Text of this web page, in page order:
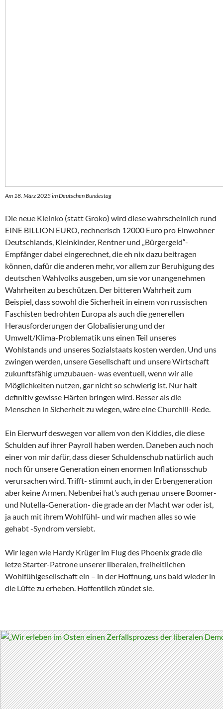
Am 18. März 2025 im Deutschen Bundestag
Die neue Kleinko (statt Groko) wird diese wahrscheinlich rund
EINE BILLION EURO, rechnerisch 12000 Euro pro Einwohner
Deutschlands, Kleinkinder, Rentner und „Bürgergeld“-
Empfänger dabei eingerechnet, die eh nix dazu beitragen
können, dafür die anderen mehr, vor allem zur Beruhigung des
deutschen Wahlvolks ausgeben, um sie vor unangenehmen
Wahrheiten zu beschützen. Der bitteren Wahrheit zum
Beispiel, dass sowohl die Sicherheit in einem von russischen
Faschisten bedrohten Europa als auch die generellen
Herausforderungen der Globalisierung und der
Umwelt/Klima-Problematik uns einen Teil unseres
Wohlstands und unseres Sozialstaats kosten werden. Und uns
zwingen werden, unsere Gesellschaft und unsere Wirtschaft
zukunftsfähig umzubauen- was eventuell, wenn wir alle
Möglichkeiten nutzen, gar nicht so schwierig ist. Nur halt
definitiv gewisse Härten bringen wird. Besser als die
Menschen in Sicherheit zu wiegen, wäre eine Churchill-Rede.
Ein Eierwurf deswegen vor allem von den Kiddies, die diese
Schulden auf ihrer Payroll haben werden. Daneben auch noch
einer von mir dafür, dass dieser Schuldenschub natürlich auch
noch für unsere Generation einen enormen Inflationsschub
verursachen wird. Trifft- stimmt auch, in der Erbengeneration
aber keine Armen. Nebenbei hat’s auch genau unsere Boomer-
und Nutella-Generation- die grade an der Macht war oder ist,
ja auch mit ihrem Wohlfühl- und wir machen alles so wie
gehabt -Syndrom versiebt.
Wir legen wie Hardy Krüger im Flug des Phoenix grade die
letze Starter-Patrone unserer liberalen, freiheitlichen
Wohlfühlgesellschaft ein – in der Hoffnung, uns bald wieder in
die Lüfte zu erheben. Hoffentlich zündet sie.